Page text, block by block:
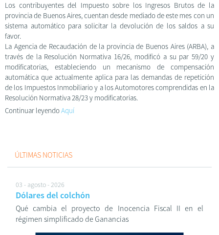
Los contribuyentes del Impuesto sobre los Ingresos Brutos de la
provincia de Buenos Aires, cuentan desde mediado de este mes con un
sistema automático para solicitar la devolución de los saldos a su
favor.
La Agencia de Recaudación de la provincia de Buenos Aires (ARBA), a
través de la Resolución Normativa 16/26, modificó a su par 59/20 y
modificatorias, estableciendo un mecanismo de compensación
automática que actualmente aplica para las demandas de repetición
de los Impuestos Inmobiliario y a los Automotores comprendidas en la
Resolución Normativa 28/23 y modificatorias.
Continuar leyendoAquí
ÚLTIMAS NOTICIAS
03 - agosto - 2026
Dólares del colchón
Qué cambia el proyecto de Inocencia Fiscal II en el
régimen simplificado de Ganancias